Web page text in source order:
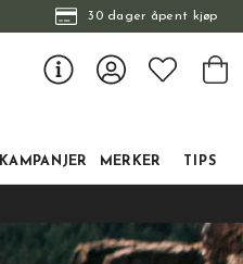
30 dager åpent kjøp
KAMPANJER MERKER TIPS